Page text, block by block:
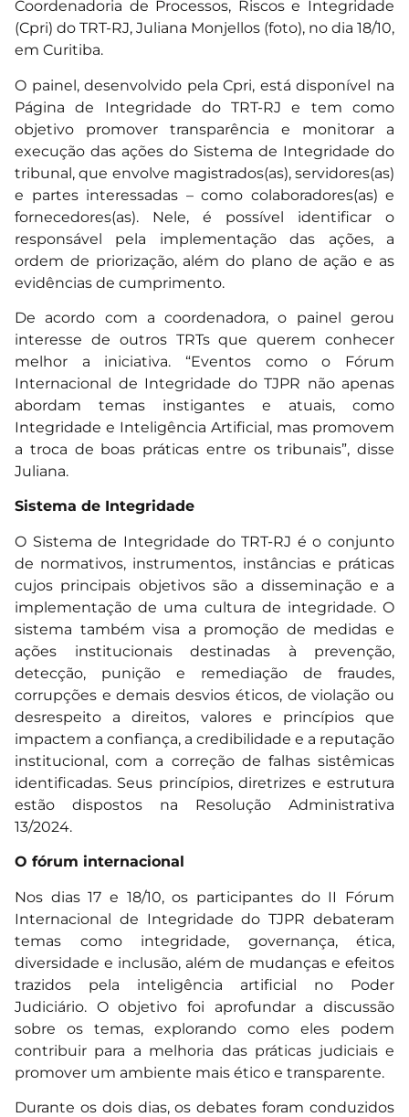
Coordenadoria de Processos, Riscos e Integridade
(Cpri) do TRT-RJ, Juliana Monjellos (foto), no dia 18/10,
em Curitiba.
O painel, desenvolvido pela Cpri, está disponível na
Página de Integridade do TRT-RJ e tem como
objetivo promover transparência e monitorar a
execução das ações do Sistema de Integridade do
tribunal, que envolve magistrados(as), servidores(as)
e partes interessadas – como colaboradores(as) e
fornecedores(as). Nele, é possível identificar o
responsável pela implementação das ações, a
ordem de priorização, além do plano de ação e as
evidências de cumprimento.
De acordo com a coordenadora, o painel gerou
interesse de outros TRTs que querem conhecer
melhor a iniciativa. “Eventos como o Fórum
Internacional de Integridade do TJPR não apenas
abordam temas instigantes e atuais, como
Integridade e Inteligência Artificial, mas promovem
a troca de boas práticas entre os tribunais”, disse
Juliana.
Sistema de Integridade
O Sistema de Integridade do TRT-RJ é o conjunto
de normativos, instrumentos, instâncias e práticas
cujos principais objetivos são a disseminação e a
implementação de uma cultura de integridade. O
sistema também visa a promoção de medidas e
ações institucionais destinadas à prevenção,
detecção, punição e remediação de fraudes,
corrupções e demais desvios éticos, de violação ou
desrespeito a direitos, valores e princípios que
impactem a confiança, a credibilidade e a reputação
institucional, com a correção de falhas sistêmicas
identificadas. Seus princípios, diretrizes e estrutura
estão dispostos na Resolução Administrativa
13/2024.
O fórum internacional
Nos dias 17 e 18/10, os participantes do II Fórum
Internacional de Integridade do TJPR debateram
temas como integridade, governança, ética,
diversidade e inclusão, além de mudanças e efeitos
trazidos pela inteligência artificial no Poder
Judiciário. O objetivo foi aprofundar a discussão
sobre os temas, explorando como eles podem
contribuir para a melhoria das práticas judiciais e
promover um ambiente mais ético e transparente.
Durante os dois dias, os debates foram conduzidos